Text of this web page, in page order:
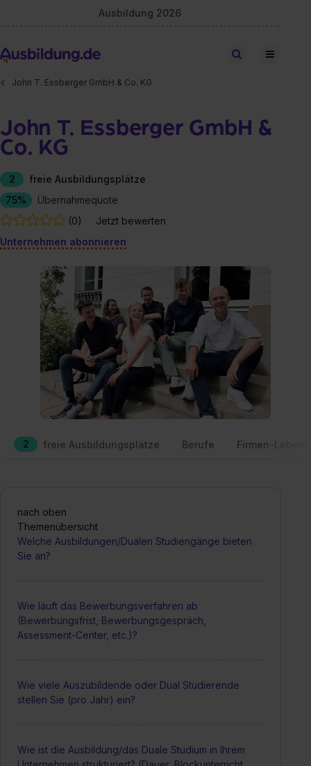
Ausbildung 2026
Stellen finden
John T. Essberger GmbH & Co. KG
John T. Essberger GmbH &
Co. KG
2
freie Ausbildungsplätze
75%
Übernahmequote
(0)
Jetzt bewerten
Unternehmen abonnieren
2 freie Ausbildungsplätze Berufe Firmen-
nach oben
Themenübersicht
Welche Ausbildungen/Dualen Studiengänge bieten
Sie an?
Wie läuft das Bewerbungsverfahren ab
(Bewerbungsfrist, Bewerbungsgespräch,
Assessment-Center, etc.)?
Wie viele Auszubildende oder Dual Studierende
stellen Sie (pro Jahr) ein?
Wie ist die Ausbildung/das Duale Studium in Ihrem